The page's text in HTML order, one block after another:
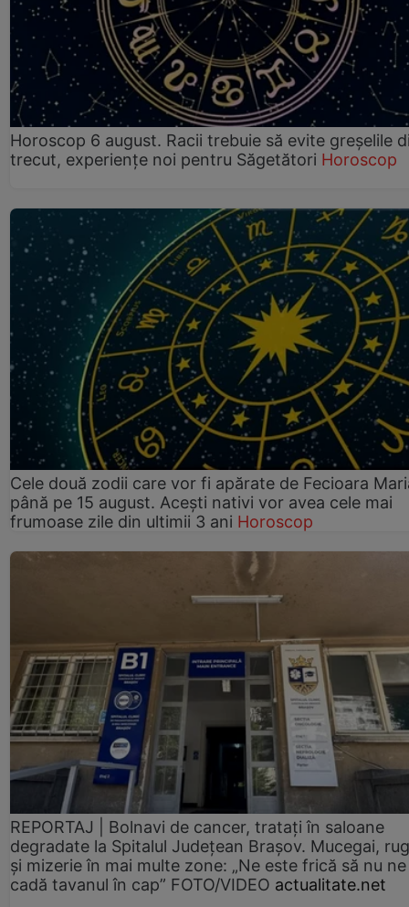
Horoscop 6 august. Racii trebuie să evite greșelile
trecut, experiențe noi pentru Săgetători Horoscop
Cele două zodii care vor fi apărate de Fecioara
până pe 15 august. Acești nativi vor avea cele mai
frumoase zile din ultimii 3 ani Horoscop
REPORTAJ | Bolnavi de cancer, tratați în saloane
degradate la Spitalul Județean Brașov. Mucegai,
și mizerie în mai multe zone: „Ne este frică să nu ne
cadă tavanul în cap” FOTO/VIDEO actualitate.net